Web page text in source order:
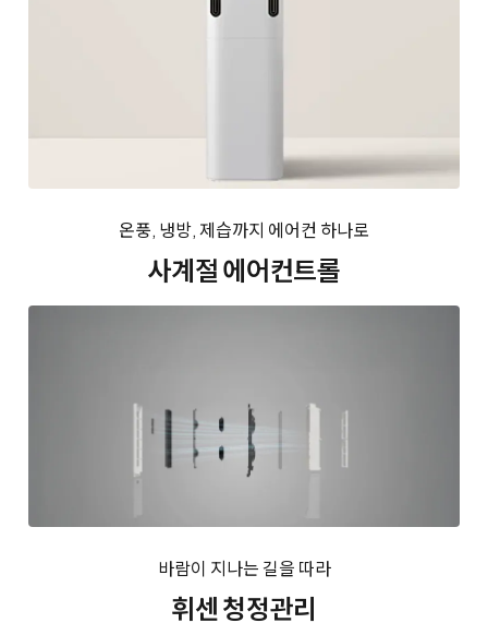
온풍, 냉방, 제습까지 에어컨 하나로
사계절 에어컨트롤
바람이 지나는 길을 따라
휘센 청정관리